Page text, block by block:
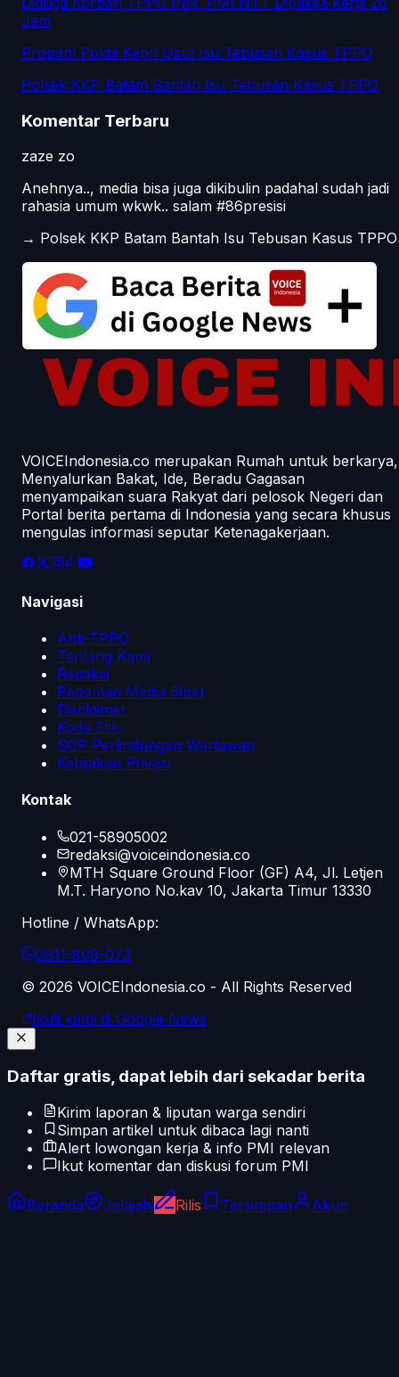
Jam
Propam Polda Kepri Usut Isu Tebusan Kasus TPPO
Polsek KKP Batam Bantah Isu Tebusan Kasus TPPO
Komentar Terbaru
zaze zo
Anehnya.., media bisa juga dikibulin padahal sudah jadi
rahasia umum wkwk.. salam #86presisi
→ Polsek KKP Batam Bantah Isu Tebusan Kasus TPPO
VOICEIndonesia.co merupakan Rumah untuk berkarya,
Menyalurkan Bakat, Ide, Beradu Gagasan
menyampaikan suara Rakyat dari pelosok Negeri dan
Portal berita pertama di Indonesia yang secara khusus
mengulas informasi seputar Ketenagakerjaan.
Navigasi
Anti-TPPO
Tentang Kami
Redaksi
Pedoman Media Siber
Disclaimer
Kode Etik
SOP Perlindungan Wartawan
Kebijakan Privasi
Kontak
021-58905002
redaksi@voiceindonesia.co
MTH Square Ground Floor (GF) A4, Jl. Letjen
M.T. Haryono No.kav 10, Jakarta Timur 13330
Hotline / WhatsApp:
0811-809-073
© 2026 VOICEIndonesia.co - All Rights Reserved
Ikuti kami di Google News
Daftar gratis, dapat lebih dari sekadar berita
Kirim laporan & liputan warga sendiri
Simpan artikel untuk dibaca lagi nanti
Alert lowongan kerja & info PMI relevan
Ikut komentar dan diskusi forum PMI
Beranda Jelajahi Rilis Tersimpan Akun